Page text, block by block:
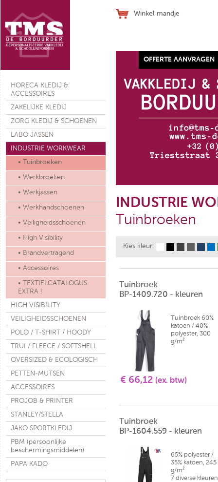
Winkel mandje
HORECA KLEDIJ &
ACCESSOIRES
ZAKELIJKE KLEDIJ
ZORG KLEDIJ & SCHOENEN
LABO JASSEN
INDUSTRIE WORKWEAR
• Tuinbroeken
• Werkbroeken
• Werkjassen
• Werkhandschoenen
• Veiligheidsschoenen
• High Visibility
• Brandvertragend
• Accessoires
• TEXTIELCATALOGUS
EXTRA !
HIGH VISIBILITY
VEILIGHEIDSSCHOENEN
POLO / T-SHIRT / HOODY
TRUI / FLEECE / SOFTSHELL
OVERSIZED & ECOLOGISCH
PETTEN-MUTSEN
ACCESSOIRES
PROJOB & PRINTER
STANLEY/STELLA
JAKO SPORTKLEDIJ
PBM (persoonlijke
beschermingsmiddelen)
PAPA KADO
OFFERTE AANVRAGEN
Werkhandschoen SJ ALLFLEX
INDUSTRIE
Tuinbroeken
Kies kleur:
Tuinbroek
BP-1409.720 - kleuren
€ 66,12 (ex. btw)
Tuinbroek 60%
katoen / 40%
polyester, 300
g/m²
Tuinbroek
BP-1604.559 - kleuren
65% polyester /
35% katoen, 245
g/m²
7 diverse kleuren